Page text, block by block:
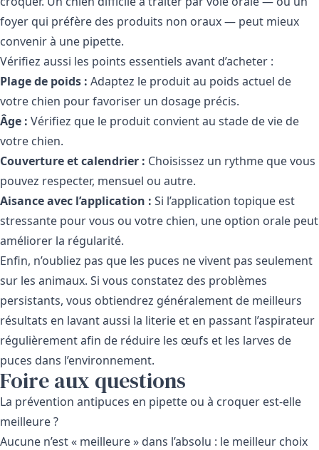
foyer qui préfère des produits non oraux — peut mieux
convenir à une pipette.
Vérifiez aussi les points essentiels avant d’acheter :
Plage de poids : Adaptez le produit au poids actuel de
votre chien pour favoriser un dosage précis.
Âge : Vérifiez que le produit convient au stade de vie de
votre chien.
Couverture et calendrier : Choisissez un rythme que vous
pouvez respecter, mensuel ou autre.
Aisance avec l’application : Si l’application topique est
stressante pour vous ou votre chien, une option orale peut
améliorer la régularité.
Enfin, n’oubliez pas que les puces ne vivent pas seulement
sur les animaux. Si vous constatez des problèmes
persistants, vous obtiendrez généralement de meilleurs
résultats en lavant aussi la literie et en passant l’aspirateur
régulièrement afin de réduire les œufs et les larves de
puces dans l’environnement.
Foire aux questions
La prévention antipuces en pipette ou à croquer est-elle
meilleure ?
Aucune n’est « meilleure » dans l’absolu : le meilleur choix